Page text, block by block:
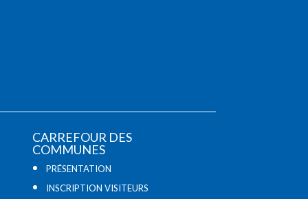
CARREFOUR DES
COMMUNES
PRÉSENTATION
INSCRIPTION VISITEURS